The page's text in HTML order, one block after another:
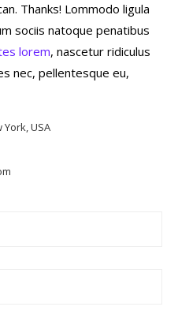
Thanks! Lommodo ligula
sociis natoque penatibus
lorem, nascetur ridiculus
nec, pellentesque eu,
York, USA